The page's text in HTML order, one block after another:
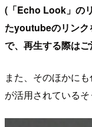
(「Echo Look」の
たyoutubeのリンク
で、再生する際は
また、そのほかに
が活用されているそ